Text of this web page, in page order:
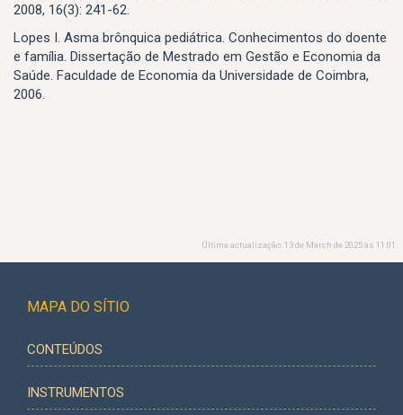
2008, 16(3): 241-62.
Lopes I. Asma brônquica pediátrica. Conhecimentos do doente
e família. Dissertação de Mestrado em Gestão e Economia da
Saúde. Faculdade de Economia da Universidade de Coimbra,
2006.
Última actualização: 13 de March de 2025 às 11:01.
MAPA DO SÍTIO
CONTEÚDOS
INSTRUMENTOS